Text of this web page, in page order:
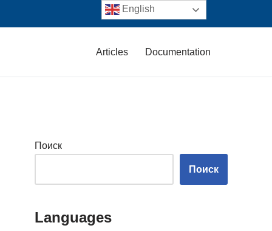
Articles Documentation
Поиск
Поиск
Languages
English